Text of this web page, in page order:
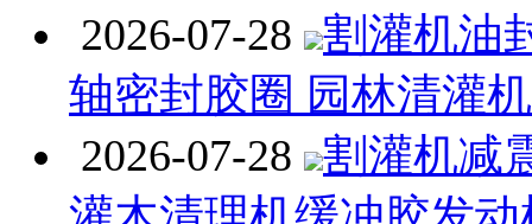
2026-07-28
割灌机油
轴密封胶圈 园林清灌
2026-07-28
割灌机减